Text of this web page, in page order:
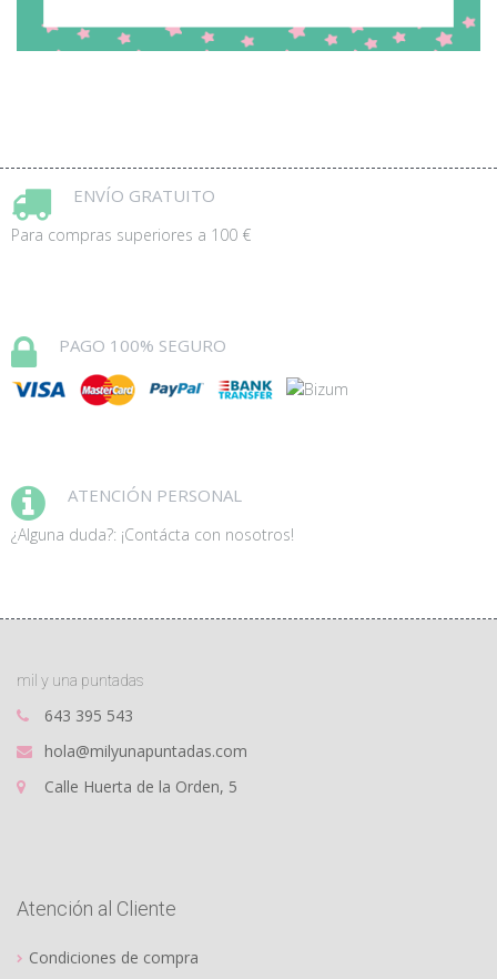
ENVÍO GRATUITO
Para compras superiores a 100 €
PAGO 100% SEGURO
ATENCIÓN PERSONAL
¿Alguna duda?: ¡Contácta con nosotros!
mil y una puntadas
643 395 543
hola@milyunapuntadas.com
Calle Huerta de la Orden, 5
Atención al Cliente
Condiciones de compra